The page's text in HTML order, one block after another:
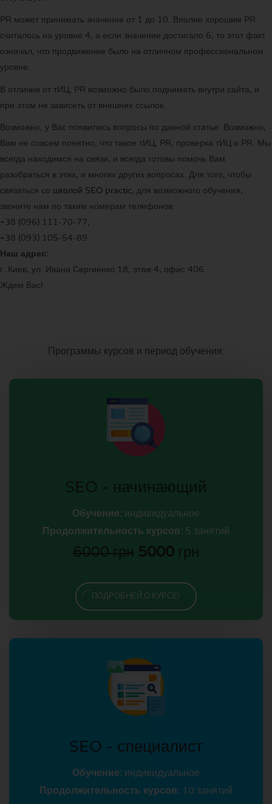
PR может принимать значение от 1 до 10. Вполне хорошим PR
считалось на уровне 4, а если значение достигало 6, то этот факт
означал, что продвижение было на отличном профессиональном
уровне.
В отличии от тИЦ, PR возможно было поднимать внутри сайта, и
при этом не зависеть от внешних ссылок.
Возможно, у Вас появились вопросы по данной статье. Возможно,
Вам не совсем понятно, что такое тИЦ, PR, проверка тИЦ и PR. Мы
всегда находимся на связи, и всегда готовы помочь Вам
разобраться в этих, и многих других вопросах. Для того, чтобы
связаться со школой SEO practic, для возможного обучения,
звоните нам по таким номерам телефонов:
+38 (096) 111-70-77;
+38 (093) 105-54-89.
Наш адрес:
г. Киев, ул. Ивана Сергиенко 18, этаж 4, офис 406
Ждем Вас!
Программы курсов и период обучения:
SEO - начинающий
Обучение: индивидуальное
Продолжительность курсов: 5 занятий
6000 грн 5000 грн
ПОДРОБНЕЙ О КУРСЕ!
SEO - cпециалист
Обучение: индивидуальное
Продолжительность курсов: 10 занятий